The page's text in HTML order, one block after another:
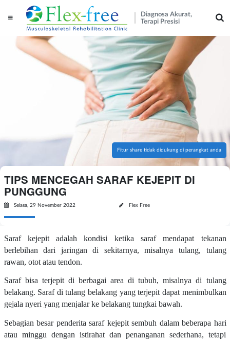
Diagnosa Akurat,
Terapi Presisi
Fitur share tidak didukung di perangkat anda
TIPS MENCEGAH SARAF KEJEPIT DI
PUNGGUNG
Selasa, 29 November 2022 Flex Free
Saraf kejepit adalah kondisi ketika saraf mendapat tekanan
berlebihan dari jaringan di sekitarnya, misalnya tulang, tulang
rawan, otot atau tendon.
Saraf bisa terjepit di berbagai area di tubuh, misalnya di tulang
belakang. Saraf di tulang belakang yang terjepit dapat menimbulkan
gejala nyeri yang menjalar ke belakang tungkai bawah.
Sebagian besar penderita saraf kejepit sembuh dalam beberapa hari
atau minggu dengan istirahat dan penanganan sederhana, tetapi